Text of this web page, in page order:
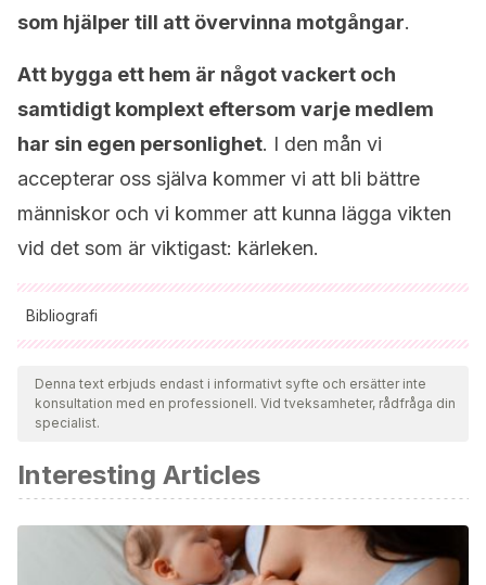
som hjälper till att övervinna motgångar.
Att bygga ett hem är något vackert och
samtidigt komplext eftersom varje medlem
har sin egen personlighet. I den mån vi
accepterar oss själva kommer vi att bli bättre
människor och vi kommer att kunna lägga vikten
vid det som är viktigast: kärleken.
Bibliografi
Samtliga citerade källor har granskats noggrant av vårt team
för att säkerställa deras kvalitet, tillförlitlighet, aktualitet och
giltighet. Bibliografin för denna artikel ansågs vara tillförlitlig
Páez, D., Fernández, I., Campos, M., Zubieta, E., &
Casullo, M.(2006). Apego seguro, vínculos parentales,
clima familiar e inteligencia emocional: socialización,
regulación y bienestar.
Ansiedad y estrés
(2-3), 329-341.
Denna text erbjuds endast i informativt syfte och ersätter inte
konsultation med en professionell. Vid tveksamheter, rådfråga din
specialist.
Interesting Articles